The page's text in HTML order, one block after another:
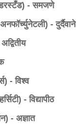
- समजणे
- दुर्दैवाने
- विश्व
- विद्यापीठ
- अज्ञात